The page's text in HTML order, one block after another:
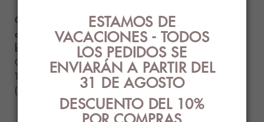
Camiseta interior de hombre Abanderado 100%
algodón de cuello de pico y manga corta en color
blanco.
Composición: 100% algodón.
Tallas disponibles: M (48), L (52), XL (56) y XXL
(60).
ESTAMOS DE
VACACIONES - TODOS
LOS PEDIDOS SE
ENVIARÁN A PARTIR DEL
31 DE AGOSTO
DESCUENTO DEL 10%